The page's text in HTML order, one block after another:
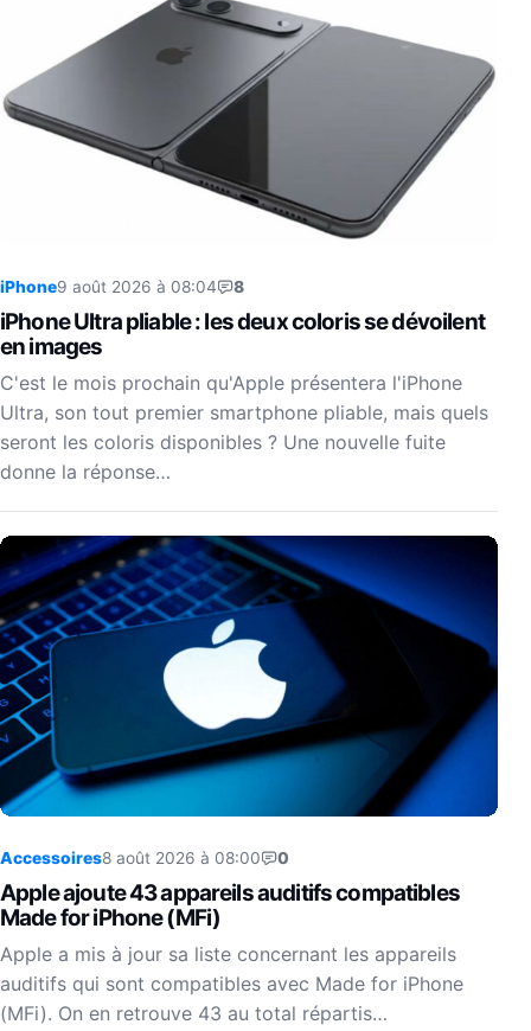
iPhone9 août 2026 à 08:04 8
iPhone Ultra pliable : les deux coloris se dévoilent
en images
C'est le mois prochain qu'Apple présentera l'iPhone
Ultra, son tout premier smartphone pliable, mais quels
seront les coloris disponibles ? Une nouvelle fuite
donne la réponse…
Accessoires8 août 2026 à 08:00 0
Apple ajoute 43 appareils auditifs compatibles
Made for iPhone (MFi)
Apple a mis à jour sa liste concernant les appareils
auditifs qui sont compatibles avec Made for iPhone
(MFi). On en retrouve 43 au total répartis…